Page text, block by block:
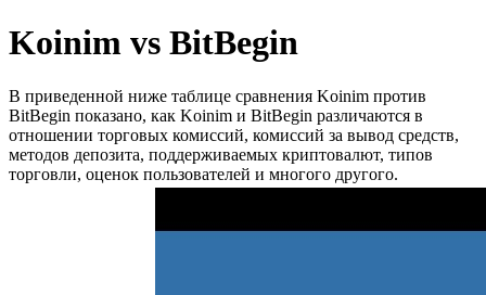
Koinim vs BitBegin
В приведенной ниже таблице сравнения Koinim против
BitBegin показано, как Koinim и BitBegin различаются в
отношении торговых комиссий, комиссий за вывод средств,
методов депозита, поддерживаемых криптовалют, типов
торговли, оценок пользователей и многого другого.